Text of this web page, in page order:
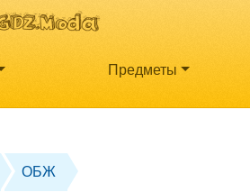
Предметы
ОБЖ